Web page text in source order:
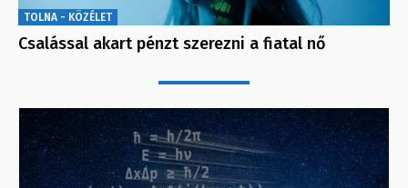
TOLNA - KÖZÉLET
Csalással akart pénzt szerezni a fiatal nő